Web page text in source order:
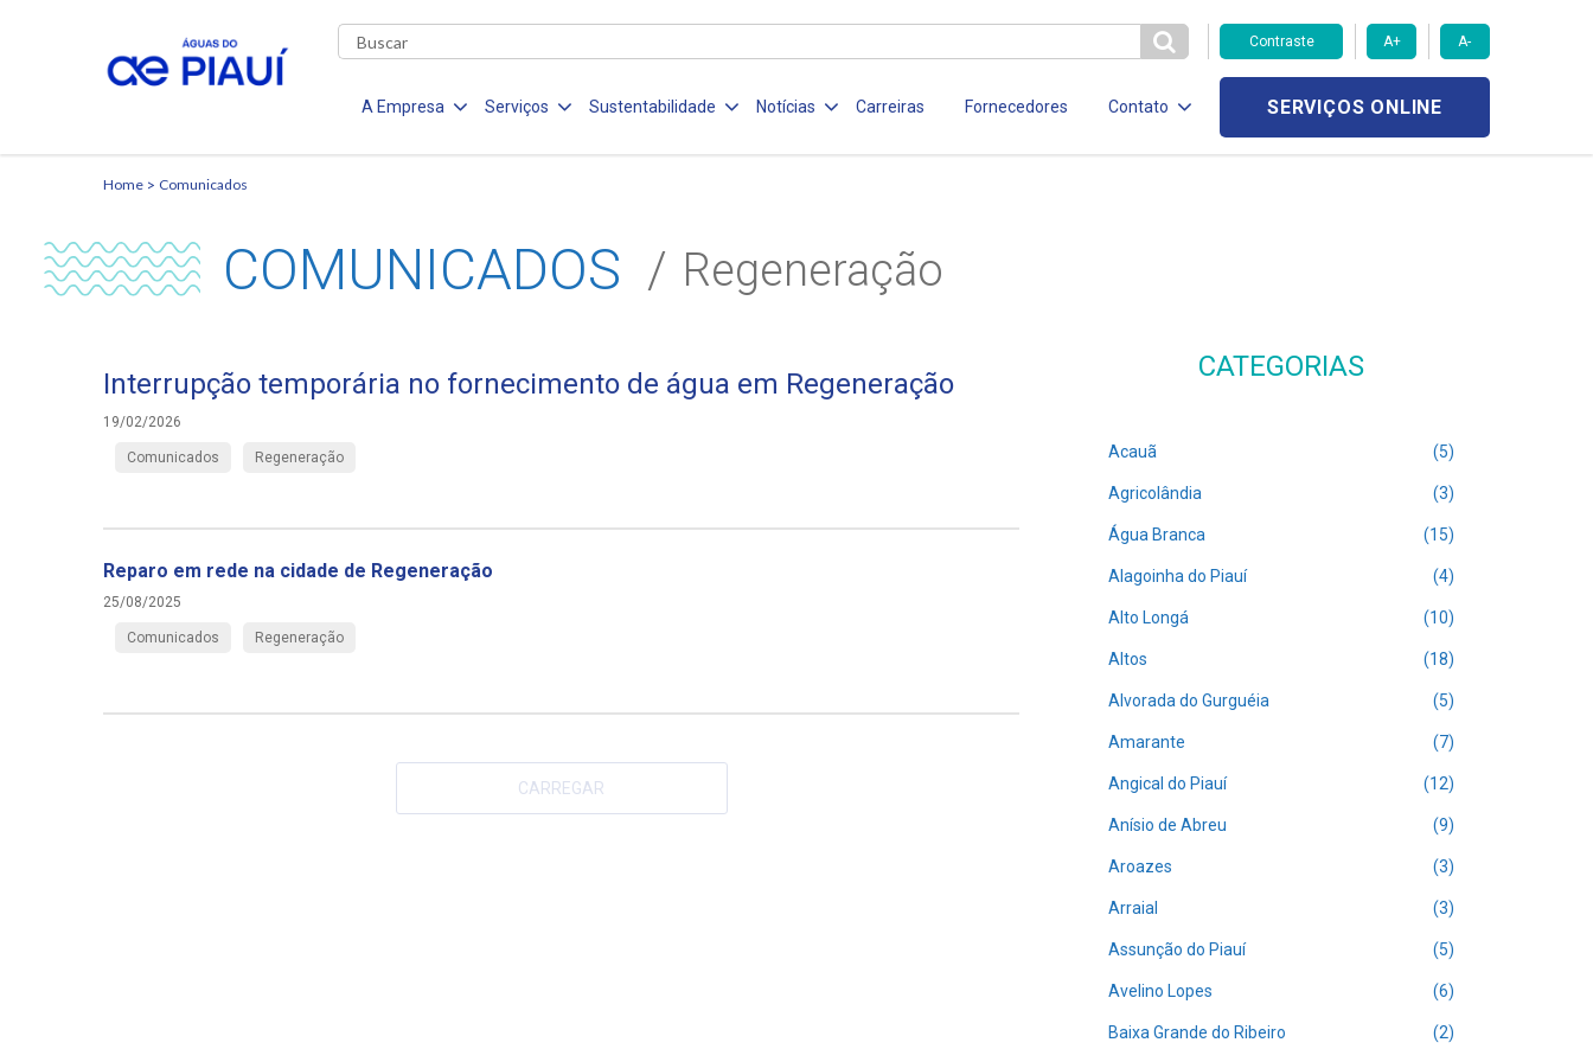
Contraste A+ A-
A Empresa Serviços Sustentabilidade Notícias Carreiras Fornecedores Contato SERVIÇOS ONLINE
Home Comunicados
COMUNICADOS Regeneração
Interrupção temporária no fornecimento de água em Regeneração
19/02/2026
Comunicados Regeneração
Reparo em rede na cidade de Regeneração
25/08/2025
Comunicados Regeneração
CARREGAR
CATEGORIAS
Acauã (5)
Agricolândia (3)
Água Branca (15)
Alagoinha do Piauí (4)
Alto Longá (10)
Altos (18)
Alvorada do Gurguéia (5)
Amarante (7)
Angical do Piauí (12)
Anísio de Abreu (9)
Aroazes (3)
Arraial (3)
Assunção do Piauí (5)
Avelino Lopes (6)
Baixa Grande do Ribeiro (2)